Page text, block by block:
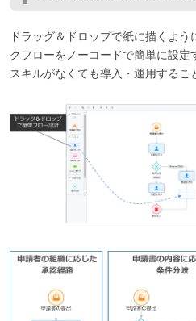
ドラッグ＆ドロップで紙に描くよ
クフローをノーコードで簡単に設
スキルがなくても導入・運用するこ